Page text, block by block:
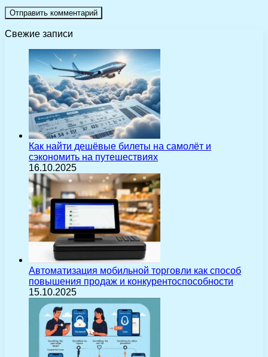
Свежие записи
Как найти дешёвые билеты на самолёт и
сэкономить на путешествиях
16.10.2025
Автоматизация мобильной торговли как способ
повышения продаж и конкурентоспособности
15.10.2025